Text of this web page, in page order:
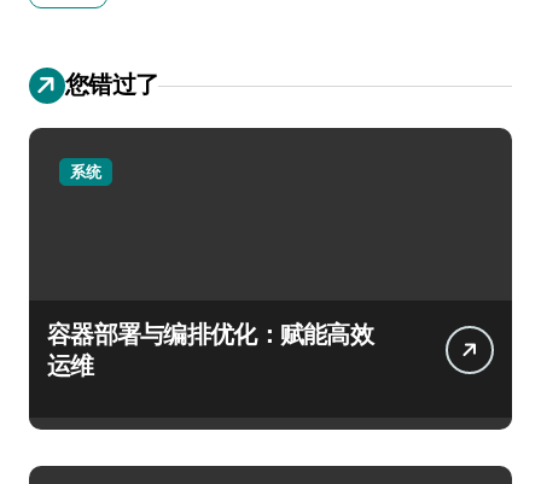
您错过了
系统
容器部署与编排优化：赋能高效
运维